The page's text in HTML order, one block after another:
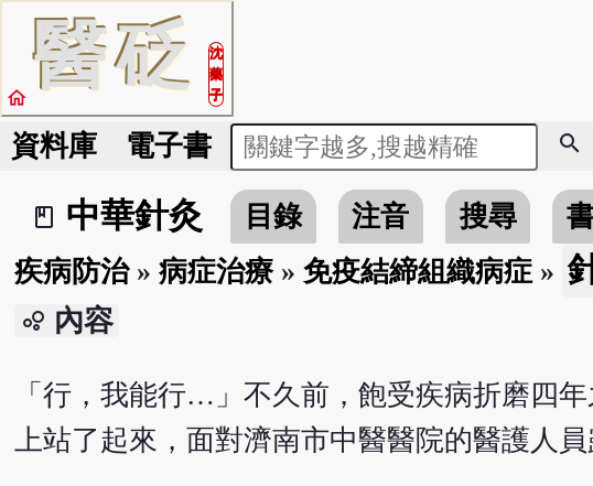
醫砭
沈
藥
子
home
資料庫 電子書 search
book_2
中華針灸 目錄 注音 搜尋
疾病防治» 病症治療» 免疫結締組織病症»
bubble_chart 內容
「行，我能行…」不久前，飽受疾病折磨四
上站了起來，面對濟南市中醫醫院的醫護人員